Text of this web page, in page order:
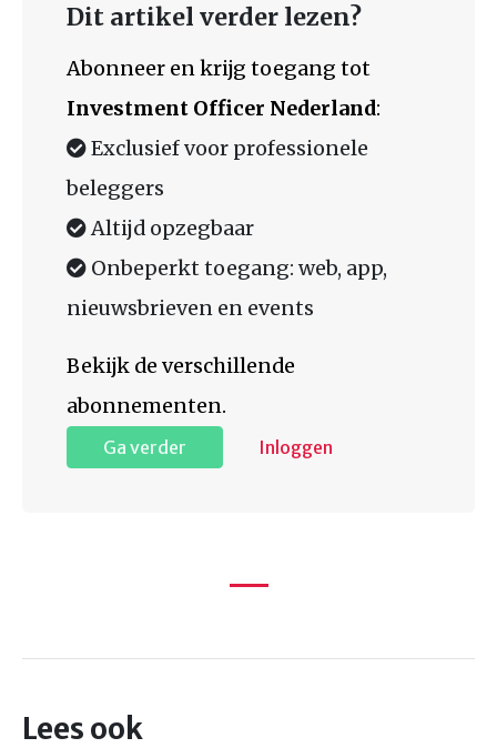
Dit artikel verder lezen?
Abonneer en krijg toegang tot
Investment Officer Nederland:
Exclusief voor professionele
beleggers
Altijd opzegbaar
Onbeperkt toegang: web, app,
nieuwsbrieven en events
Bekijk de verschillende
abonnementen.
Ga verder Inloggen
Lees ook